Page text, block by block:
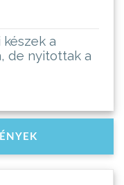
a
de nyitottak a